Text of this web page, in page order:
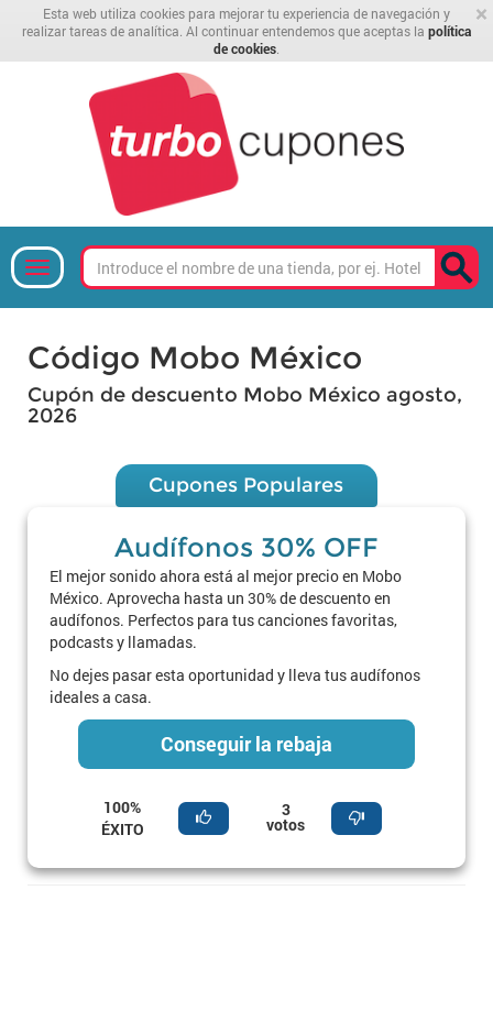
×
Esta web utiliza cookies para mejorar tu experiencia de navegación y
realizar tareas de analítica. Al continuar entendemos que aceptas la política
de cookies
Código Mobo México
Cupón de descuento Mobo México agosto,
2026
Cupones Populares
Audífonos 30% OFF
El mejor sonido ahora está al mejor precio en Mobo
México. Aprovecha hasta un 30% de descuento en
audífonos. Perfectos para tus canciones favoritas,
podcasts y llamadas.
No dejes pasar esta oportunidad y lleva tus audífonos
ideales a casa.
Conseguir la rebaja
100%
ÉXITO
3
votos